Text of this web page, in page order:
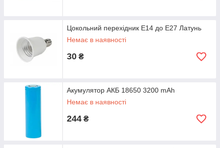
Цокольний перехідник E14 до E27 Латунь
Немає в наявності
30 ₴
Акумулятор АКБ 18650 3200 mAh
Немає в наявності
244 ₴